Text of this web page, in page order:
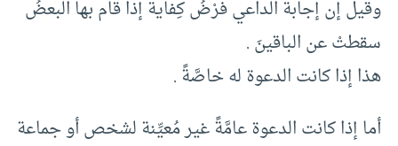
وقيل إن إجابة الداعي فرْضُ كِفاية إذا قام بها البعضُ
سقطتْ عن الباقينَ .
هذا إذا كانت الدعوة له خاصَّةً .
أما إذا كانت الدعوة عامَّةً غير مُعيِّنة لشخص أو جماعة